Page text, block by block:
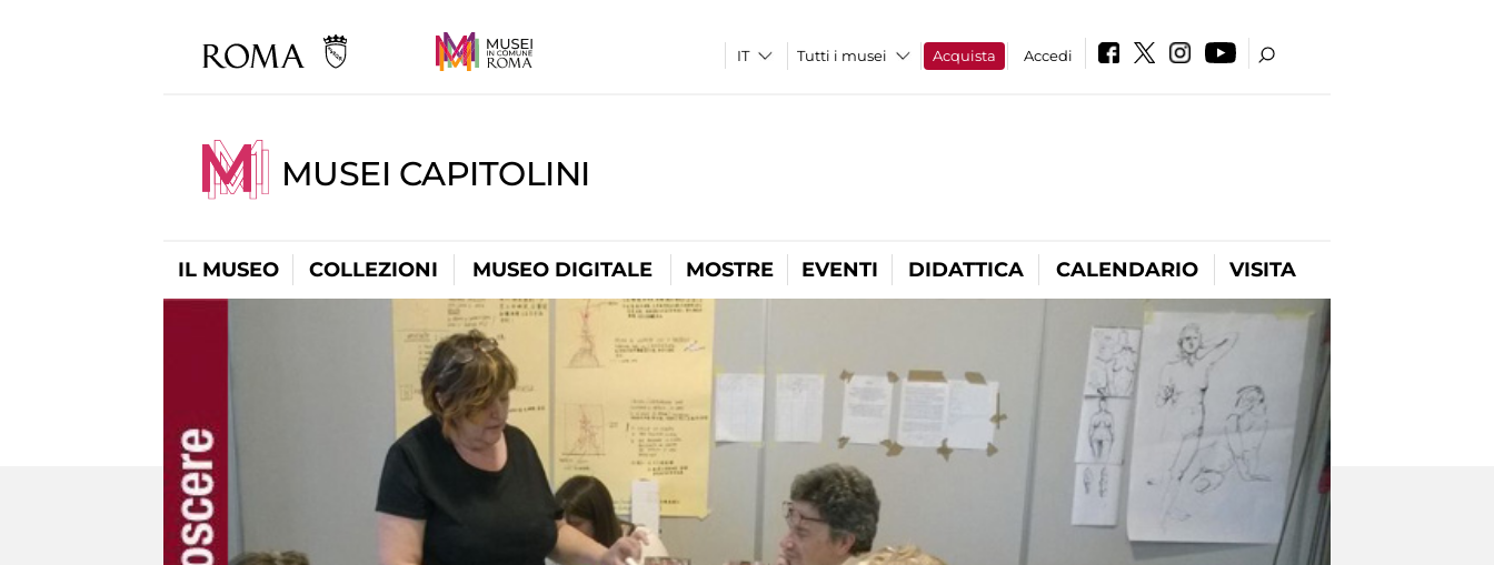
Tutti i musei Acquista Accedi
MUSEI CAPITOLINI
IL MUSEO COLLEZIONI MUSEO DIGITALE MOSTRE EVENTI DIDATTICA CALENDARIO VISITA